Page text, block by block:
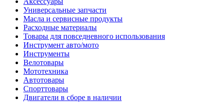
Универсальные запчасти
Масла и сервисные продукты
Расходные материалы
Товары для повседневного использования
Инструмент авто/мото
Инструменты
Велотовары
Мототехника
Автотовары
Спорттовары
Двигатели в сборе в наличии